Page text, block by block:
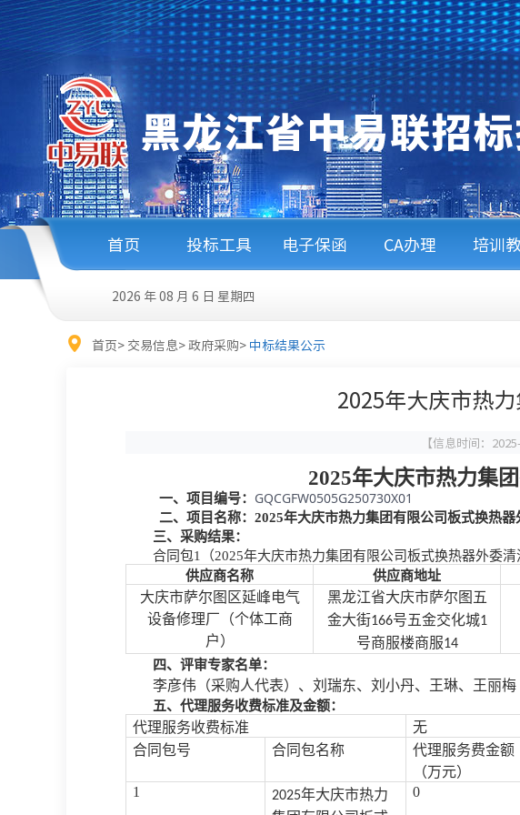
首页 投标工具 电子保函 CA办理 培训
2026 年 08 月 6 日 星期四
首页> 交易信息>政府采购> 中标结果公示
2025年大庆市热
【信息时间：
2025年大庆市热力集
一、项目编号： GQCGFW0505G250730X01
二、项目名称： 2025年大庆市热力集团有限公司板式换热器
三、采购结果：
合同包1（2025年大庆市热力集团有限公司板式换热器外委清
供应商名称
供应商地址
大庆市萨尔图区延峰电气
设备修理厂（个体工商
户）
黑龙江省大庆市萨尔图五
金大街166号五金交化城1
号商服楼商服14
四、评审专家名单：
李彦伟（采购人代表）、刘瑞东、刘小丹、王琳、王丽梅
五、代理服务收费标准及金额：
代理服务收费标准
无
合同包号
合同包名称
代理服务费金额
（万元）
1 2025年大庆市热力
0